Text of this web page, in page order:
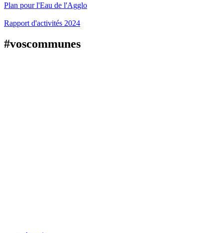
Plan pour l'Eau de l'Agglo
Rapport d'activités 2024
#voscommunes